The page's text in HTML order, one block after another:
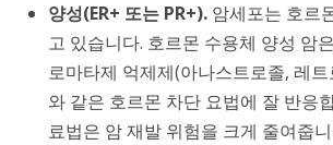
양성(ER+ 또는 PR+). 암세포는 호르
고 있습니다. 호르몬 수용체 양성 암
로마타제 억제제(아나스트로졸, 레
와 같은 호르몬 차단 요법에 잘 반응
료법은 암 재발 위험을 크게 줄여줍